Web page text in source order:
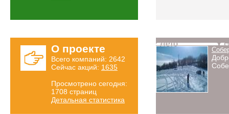
О проекте
Всего компаний: 2642
Сейчас акций: 1635
Просмотрено сегодня:
1708 страниц
Детальная статистика
Лето